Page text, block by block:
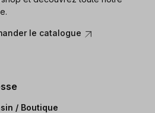
le catalogue
/ Boutique